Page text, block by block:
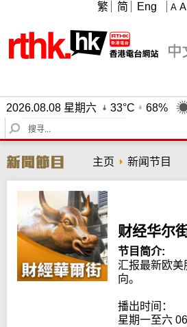
A A
繁 简 Eng
2026.08.08 星期六 33°C
68%
S
e
r
c
h
主页 新闻节目
财经华尔
节目简介:
汇报最新欧美
向。
播出时间：
星期一至六